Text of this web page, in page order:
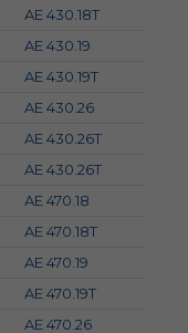
AE 430.18T
AE 430.19
AE 430.19T
AE 430.26
AE 430.26T
AE 430.26T
AE 470.18
AE 470.18T
AE 470.19
AE 470.19T
AE 470.26